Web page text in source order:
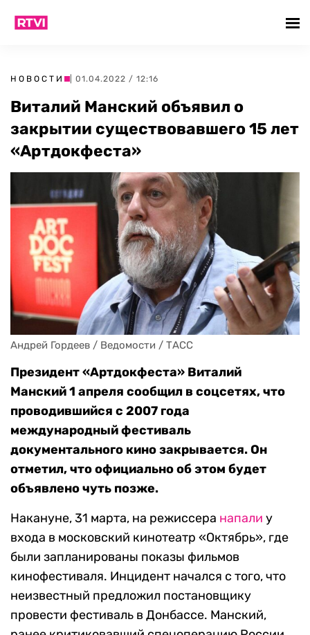
НОВОСТИ | 01.04.2022 / 12:16
Виталий Манский объявил о
закрытии существовавшего 15 лет
«Артдокфеста»
Андрей Гордеев / Ведомости / ТАСС
Президент «Артдокфеста» Виталий
Манский 1 апреля сообщил в соцсетях, что
проводившийся с 2007 года
международный фестиваль
документального кино закрывается. Он
отметил, что официально об этом будет
объявлено чуть позже.
Накануне, 31 марта, на режиссера напали у
входа в московский кинотеатр «Октябрь», где
были запланированы показы фильмов
кинофестиваля. Инцидент начался с того, что
неизвестный предложил постановщику
провести фестиваль в Донбассе. Манский,